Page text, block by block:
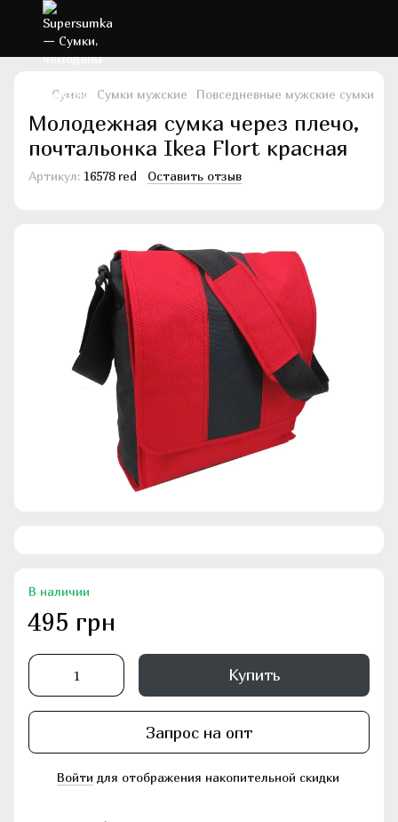
Сумки Сумки мужские Повседневные мужские сумки
Молодежная сумка через плечо,
почтальонка Ikea Flort красная
Артикул: 16578 red Оставить отзыв
В наличии
495 грн
Купить
Запрос на опт
Войти для отображения накопительной скидки